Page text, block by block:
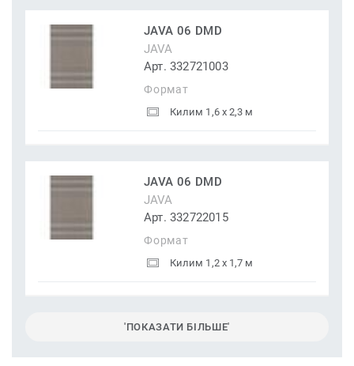
JAVA 06 DMD
JAVA
Арт. 332721003
Формат
Килим 1,6 x 2,3 м
JAVA 06 DMD
JAVA
Арт. 332722015
Формат
Килим 1,2 x 1,7 м
'ПОКАЗАТИ БІЛЬШЕ'